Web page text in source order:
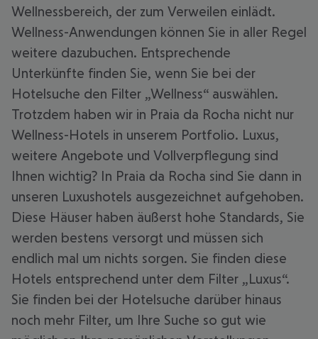
Wellnessbereich, der zum Verweilen einlädt.
Wellness-Anwendungen können Sie in aller Regel
weitere dazubuchen. Entsprechende
Unterkünfte finden Sie, wenn Sie bei der
Hotelsuche den Filter „Wellness“ auswählen.
Trotzdem haben wir in Praia da Rocha nicht nur
Wellness-Hotels in unserem Portfolio. Luxus,
weitere Angebote und Vollverpflegung sind
Ihnen wichtig? In Praia da Rocha sind Sie dann in
unseren Luxushotels ausgezeichnet aufgehoben.
Diese Häuser haben äußerst hohe Standards, Sie
werden bestens versorgt und müssen sich
endlich mal um nichts sorgen. Sie finden diese
Hotels entsprechend unter dem Filter „Luxus“.
Sie finden bei der Hotelsuche darüber hinaus
noch mehr Filter, um Ihre Suche so gut wie